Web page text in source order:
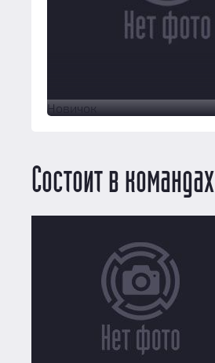
Новичок
Состоит в командах